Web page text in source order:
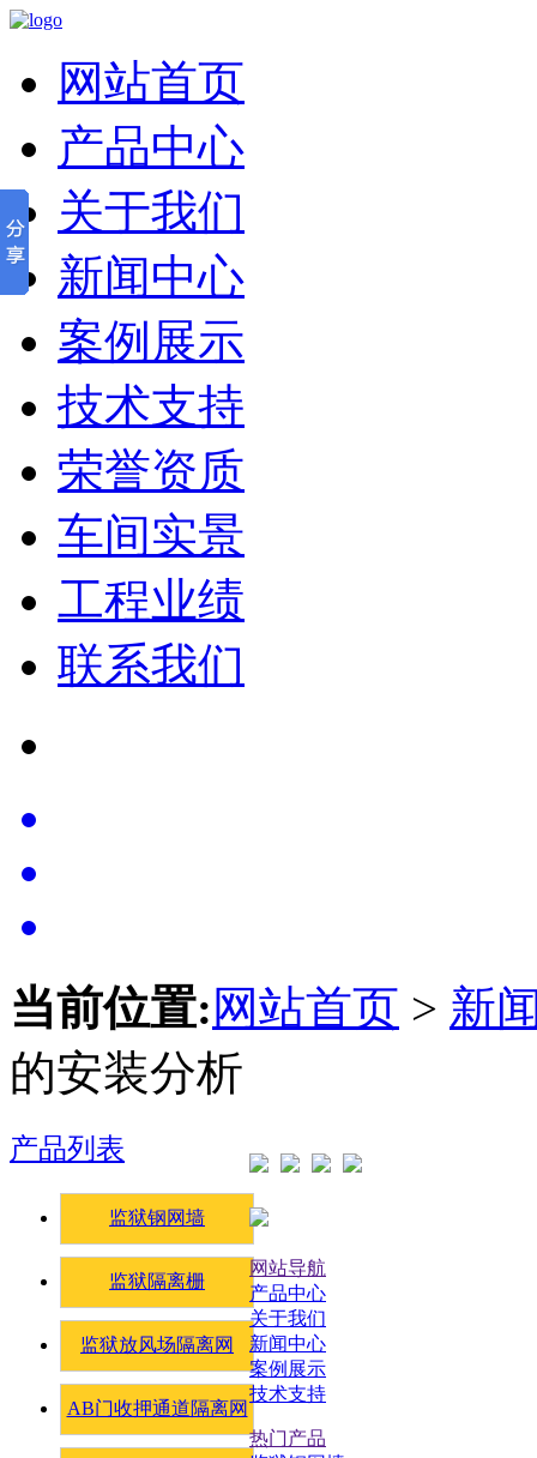
网站首页
产品中心
关于我们
新闻中心
案例展示
技术支持
荣誉资质
车间实景
工程业绩
联系我们
当前位置: 网站首页 > 新
的安装分析
产品列表
监狱钢网墙
监狱隔离栅
监狱放风场隔离网
AB门收押通道隔离网
网站导航
产品中心
关于我们
新闻中心
案例展示
技术支持
热门产品